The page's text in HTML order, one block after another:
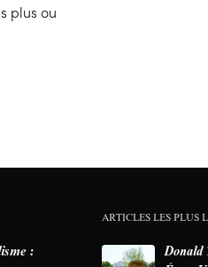
plus ou
:
ARTICLES LES PLUS
Donald